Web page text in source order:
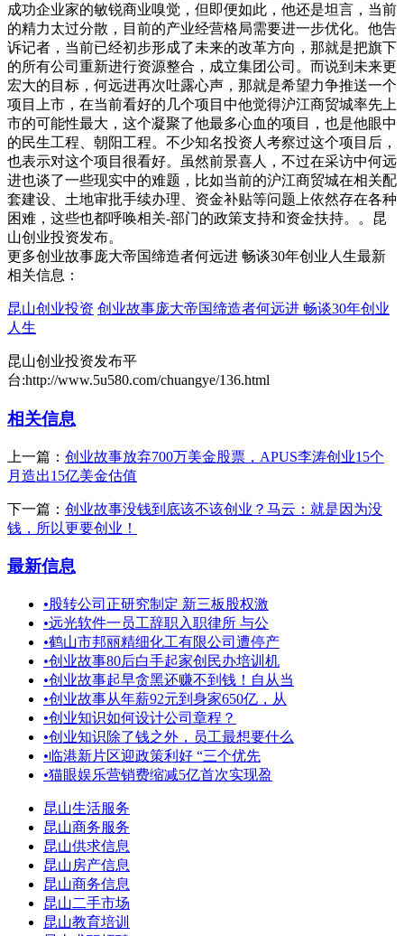
成功企业家的敏锐商业嗅觉，但即便如此，他还是坦言，当前
的精力太过分散，目前的产业经营格局需要进一步优化。他告
诉记者，当前已经初步形成了未来的改革方向，那就是把旗下
的所有公司重新进行资源整合，成立集团公司。而说到未来更
宏大的目标，何远进再次吐露心声，那就是希望力争推送一个
项目上市，在当前看好的几个项目中他觉得沪江商贸城率先上
市的可能性最大，这个凝聚了他最多心血的项目，也是他眼中
的民生工程、朝阳工程。不少知名投资人考察过这个项目后，
也表示对这个项目很看好。虽然前景喜人，不过在采访中何远
进也谈了一些现实中的难题，比如当前的沪江商贸城在相关配
套建设、土地审批手续办理、资金补贴等问题上依然存在各种
困难，这些也都呼唤相关-部门的政策支持和资金扶持。。昆
山创业投资发布。
更多创业故事庞大帝国缔造者何远进 畅谈30年创业人生最新
相关信息：
昆山创业投资 创业故事庞大帝国缔造者何远进 畅谈30年创业
人生
昆山创业投资发布平
台:http://www.5u580.com/chuangye/136.html
相关信息
上一篇： 创业故事放弃700万美金股票，APUS李涛创业15个
月造出15亿美金估值
下一篇： 创业故事没钱到底该不该创业？马云：就是因为没
钱，所以更要创业！
最新信息
•股转公司正研究制定 新三板股权激
•远光软件一员工辞职入职律所 与公
•鹤山市邦丽精细化工有限公司遭停产
•创业故事80后白手起家创民办培训机
•创业故事起早贪黑还赚不到钱！自从当
•创业故事从年薪92元到身家650亿，从
•创业知识如何设计公司章程？
•创业知识除了钱之外，员工最想要什么
•临港新片区迎政策利好 “三个优先
•猫眼娱乐营销费缩减5亿首次实现盈
昆山生活服务
昆山商务服务
昆山供求信息
昆山房产信息
昆山商务信息
昆山二手市场
昆山教育培训